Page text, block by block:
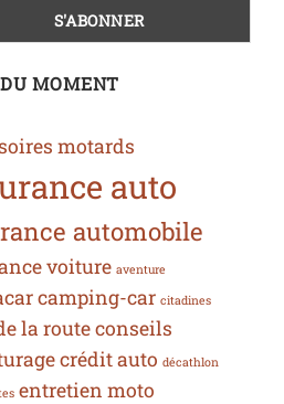
MOMENT
motards
auto
automobile
voiture aventure
camping-car citadines
la routeconseils
crédit auto décathlon
entretien moto